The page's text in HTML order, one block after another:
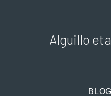
Alguillo
BLOG